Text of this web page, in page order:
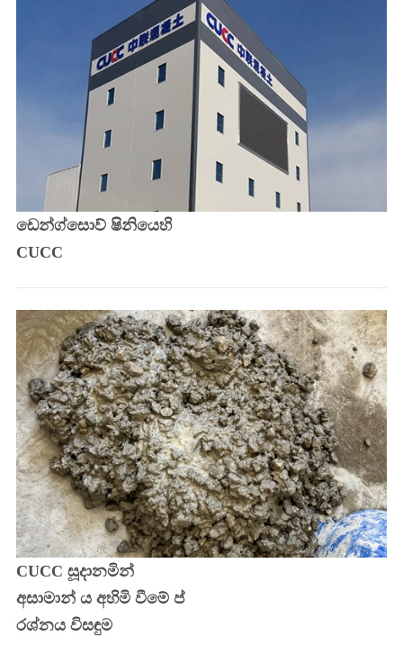
ඩෙන්ග්සොව් ෂිනියෙහි
CUCC
CUCC සූදානමින්
අසාමාන් ය අහිමි වීමේ ප්
රශ්නය විසඳුම